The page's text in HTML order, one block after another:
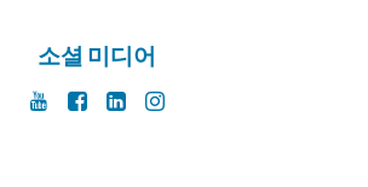
소셜 미디어